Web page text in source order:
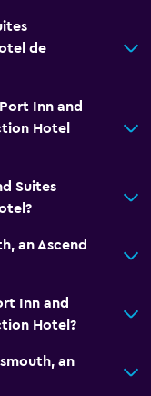
de
Inn and
Hotel
Suites
an Ascend
Inn and
Hotel?
an